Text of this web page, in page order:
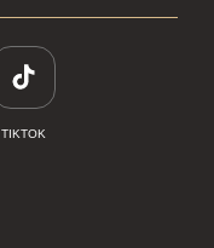
TIKTOK